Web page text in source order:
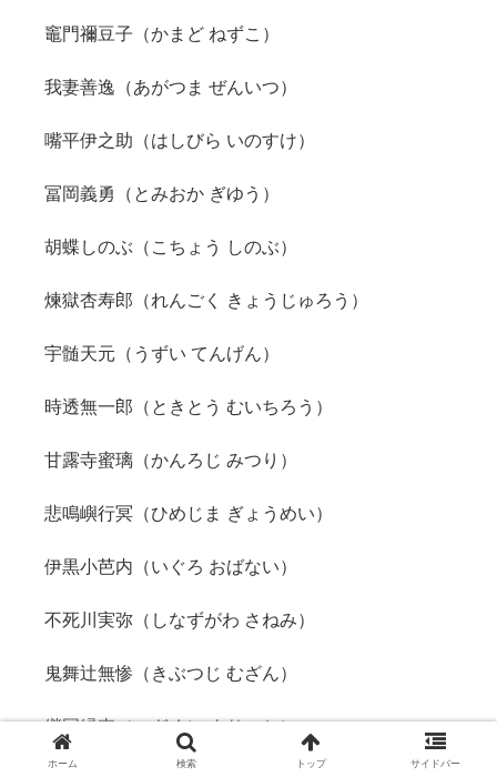
竈門禰豆子（かまど ねずこ）
我妻善逸（あがつま ぜんいつ）
嘴平伊之助（はしびら いのすけ）
冨岡義勇（とみおか ぎゆう）
胡蝶しのぶ（こちょう しのぶ）
煉獄杏寿郎（れんごく きょうじゅろう）
宇髄天元（うずい てんげん）
時透無一郎（ときとう むいちろう）
甘露寺蜜璃（かんろじ みつり）
悲鳴嶼行冥（ひめじま ぎょうめい）
伊黒小芭内（いぐろ おばない）
不死川実弥（しなずがわ さねみ）
鬼舞辻無惨（きぶつじ むざん）
継国縁壱（つぎくに よりいち）
ホーム 検索 トップ サイドバー